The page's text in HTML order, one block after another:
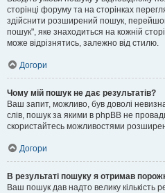
сторінці форуму та на сторінках
здійснити розширений пошук,
пошук", яке знаходиться на кожній
може відрізнятись, залежно від стилю.
Догори
Чому мій пошук не дає результатів?
Ваш запит, можливо, був доволі
слів, пошук за якими в phpBB не
скористайтесь можливостями
Догори
В результаті пошуку я отримав
Ваш пошук дав надто велику кількість